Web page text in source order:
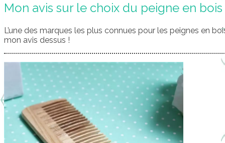
Mon avis sur le choix du peigne en bois
L’une des marques les plus connues pour les peignes en
mon avis dessus !